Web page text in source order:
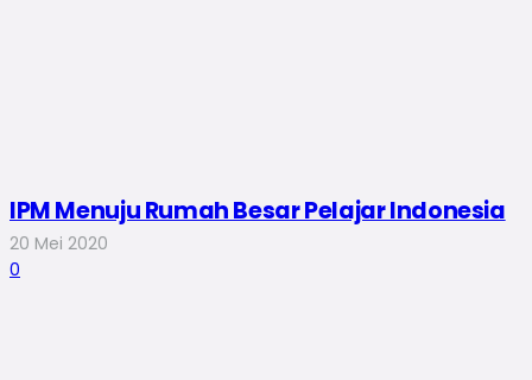
IPM Menuju Rumah Besar Pelajar Indonesia
20 Mei 2020
0